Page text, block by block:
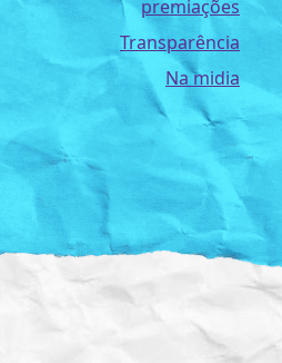
premiações
Transparência
Na midia